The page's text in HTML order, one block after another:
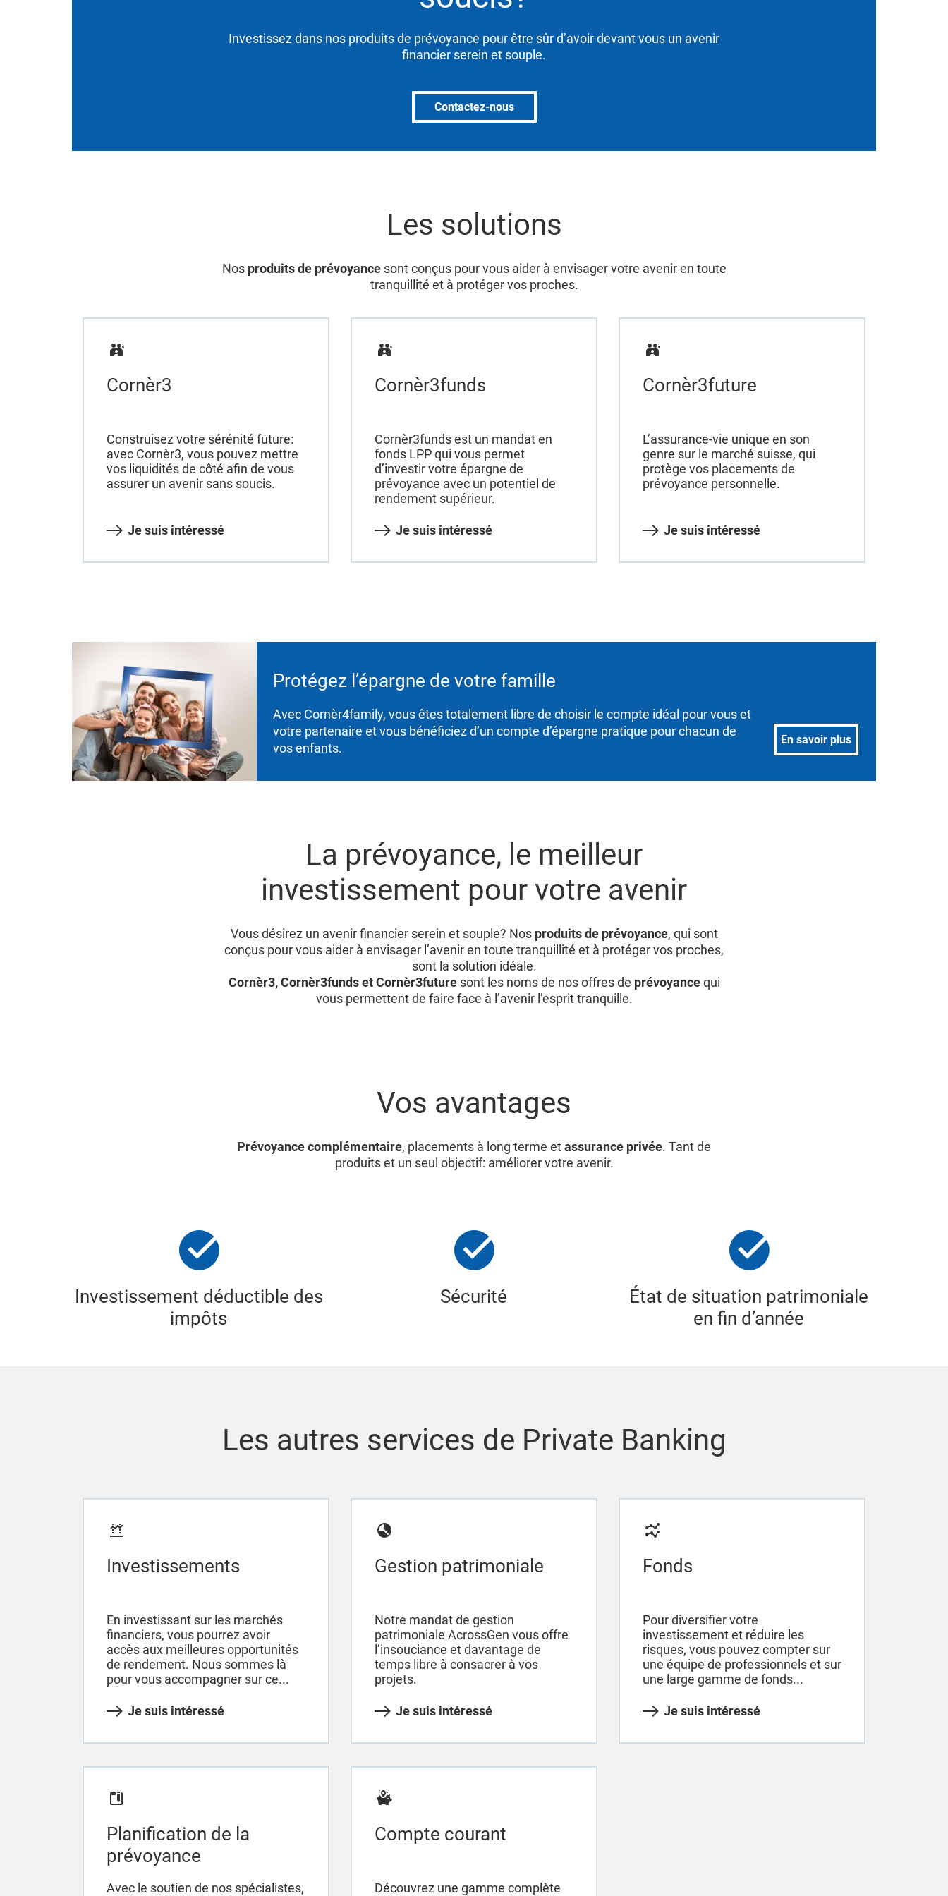
Investissez dans nos produits de prévoyance pour être sûr d’avoir devant vous un avenir
financier serein et souple.
Contactez-nous
Les solutions
Nos produits de prévoyancesont conçus pour vous aider à envisager votre avenir en toute
tranquillité et à protéger vos proches.
Cornèr3
Construisez votre sérénité future:
avec Cornèr3, vous pouvez mettre
vos liquidités de côté afin de vous
assurer un avenir sans soucis.
Je suis intéressé
Cornèr3funds
Cornèr3funds est un mandat en
fonds LPP qui vous permet
d’investir votre épargne de
prévoyance avec un potentiel de
rendement supérieur.
Je suis intéressé
Cornèr3future
L’assurance-vie unique en son
genre sur le marché suisse, qui
protège vos placements de
prévoyance personnelle.
Je suis intéressé
Protégez l’épargne de votre famille
Avec Cornèr4family, vous êtes totalement libre de choisir le compte idéal pour vous et
votre partenaire et vous bénéficiez d’un compte d’épargne pratique pour chacun de
vos enfants.
En savoir plus
La prévoyance, le meilleur
investissement pour votre avenir
Vous désirez un avenir financier serein et souple? Nos produits de prévoyance, qui sont
conçus pour vous aider à envisager l’avenir en toute tranquillité et à protéger vos proches,
sont la solution idéale.
Cornèr3, Cornèr3funds et Cornèr3futuresont les noms de nos offres de prévoyancequi
vous permettent de faire face à l’avenir l’esprit tranquille.
Vos avantages
Prévoyance complémentaire, placements à long terme etassurance privée. Tant de
produits et un seul objectif: améliorer votre avenir.
Investissement déductible des
impôts
Sécurité
État de situation patrimoniale
en fin d’année
Les autres services de Private Banking
Investissements
En investissant sur les marchés
financiers, vous pourrez avoir
accès aux meilleures opportunités
de rendement. Nous sommes là
pour vous accompagner sur ce...
Je suis intéressé
Gestion patrimoniale
Notre mandat de gestion
patrimoniale AcrossGen vous offre
l’insouciance et davantage de
temps libre à consacrer à vos
projets.
Je suis intéressé
Fonds
Pour diversifier votre
investissement et réduire les
risques, vous pouvez compter sur
une équipe de professionnels et sur
une large gamme de fonds...
Je suis intéressé
Planification de la
prévoyance
Avec le soutien de nos spécialistes,
Compte courant
Découvrez une gamme complète